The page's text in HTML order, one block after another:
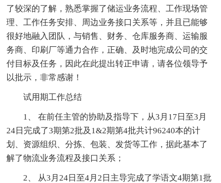
了较深的了解，熟悉掌握了储运业务流程、工作现场管
理、工作任务安排、周边业务接口关系等，并且已能够
很好地融入团队，与销售、财务、仓库服务商、运输服
务商、印刷厂等通力合作，正确、及时地完成公司的交
付目标及任务，因此在此提出转正申请，请各位领导予
以批示，非常感谢！
试用期工作总结
1、 在前任主管的协助及指导下，从3月17日至3月
24日完成了3期第2批及1&2期第4批共计96240本的计
划、资源组织、分拣、包装、发货等工作，据此基本了
解了物流业务流程及接口关系；
2、 从3月24日至4月2日主导完成了学语文4期第1批